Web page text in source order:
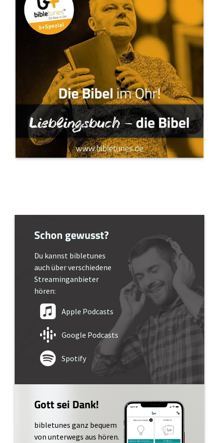
Schon gewusst?
Du kannst bibletunes
auch über verschiedene
Streaminganbieter
hören:
Apple Podcasts
Google Podcasts
Spotify
Gott sei Dank!
bibletunes ganz bequem
von unterwegs aus hören.